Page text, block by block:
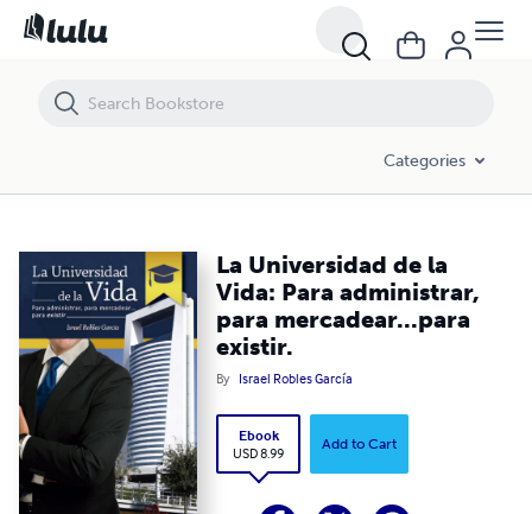
Categories
La Universidad de la
Vida: Para administrar,
para mercadear...para
existir.
By Israel Robles García
Ebook
USD 8.99
Add to Cart
La Universidad de la Vida: Para administrar, para mercadear...para